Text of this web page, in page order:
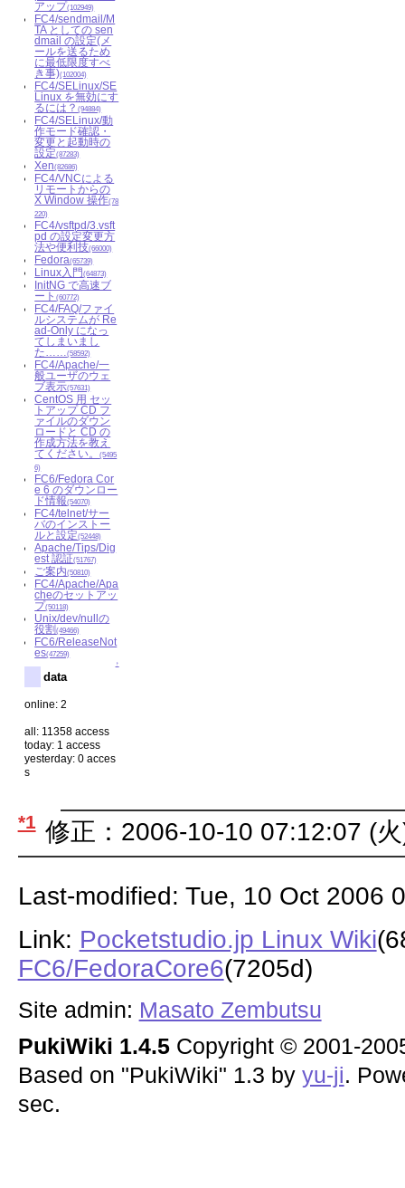
アップ(102949)
FC4/sendmail/M
TA としての sen
dmail の設定(メ
ールを送るため
に最低限度すべ
き事)(102004)
FC4/SELinux/SE
Linux を無効にす
るには？(94884)
FC4/SELinux/動
作モード確認・
変更と起動時の
設定(87283)
Xen(82686)
FC4/VNCによる
リモートからの
X Window 操作(78
220)
FC4/vsftpd/3.vsft
pd の設定変更方
法や便利技(66000)
Fedora(65739)
Linux入門(64873)
InitNG で高速ブ
ート(60772)
FC4/FAQ/ファイ
ルシステムが Re
ad-Only になっ
てしまいまし
た……(58592)
FC4/Apache/一
般ユーザのウェ
ブ表示(57631)
CentOS 用 セッ
トアップ CD フ
ァイルのダウン
ロードと CD の
作成方法を教え
てください。(5495
6)
FC6/Fedora Cor
e 6 のダウンロー
ド情報(54070)
FC4/telnet/サー
バのインストー
ルと設定(52448)
Apache/Tips/Dig
est 認証(51767)
ご案内(50810)
FC4/Apache/Apa
cheのセットアッ
プ(50118)
Unix/dev/nullの
役割(49466)
FC6/ReleaseNot
es(47259)
↑
data
online: 2
all: 11358 access
today: 1 access
yesterday: 0 acces
s
*1 修正：2006-10-10 07:12:07 (
Last-modified: Tue, 10 Oct 2006
Link: Pocketstudio.jp Linux Wiki
FC6/FedoraCore6(7205d)
Site admin: Masato Zembutsu
PukiWiki 1.4.5Copyright © 2001-
Based on "PukiWiki" 1.3 by yu-ji.
sec.